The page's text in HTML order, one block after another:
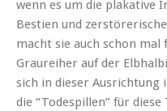
wenn es um die plakative
Bestien und
macht sie auch schon
Graureiher auf der
sich in dieser Ausrichtung
die “Todespillen” für